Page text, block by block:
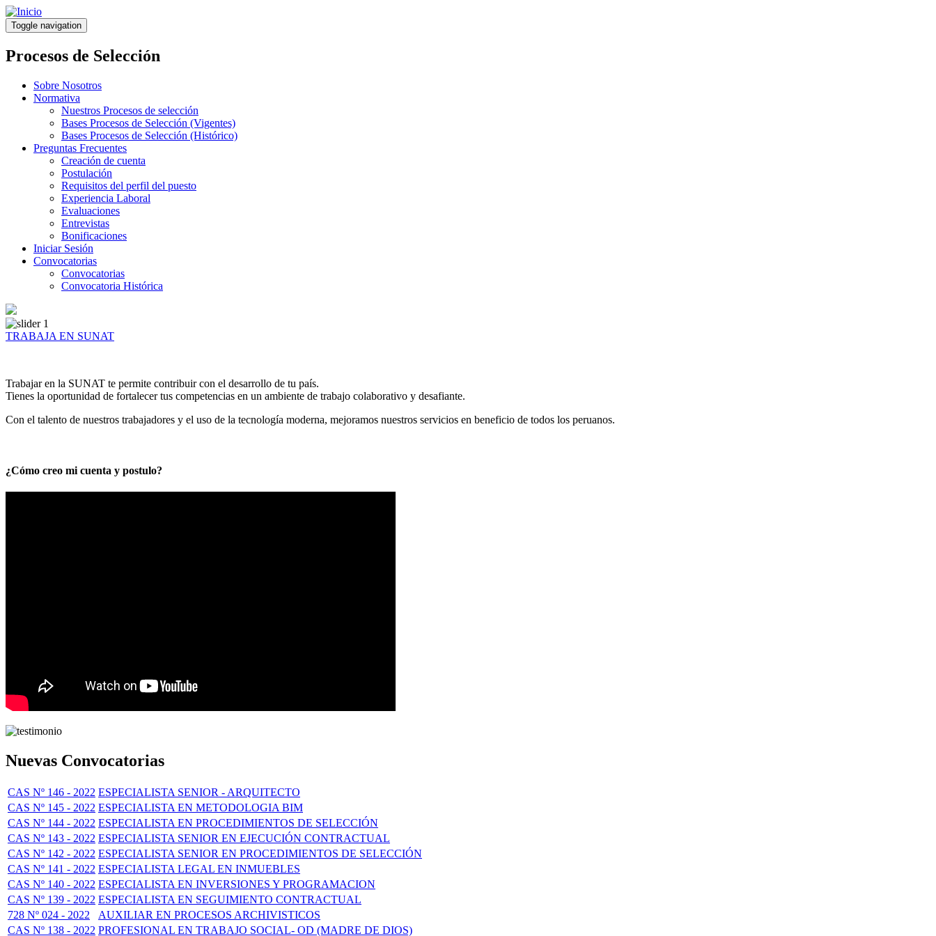
Pasar
al
contenido
principal
Toggle navigation
Procesos de Selección
Sobre Nosotros
Normativa
Nuestros Procesos de selección
Bases Procesos de Selección (Vigentes)
Bases Procesos de Selección (Histórico)
Preguntas Frecuentes
Creación de cuenta
Postulación
Requisitos del perfil del puesto
Experiencia Laboral
Evaluaciones
Entrevistas
Bonificaciones
Iniciar Sesión
Convocatorias
Convocatorias
Convocatoria Histórica
TRABAJA EN SUNAT
Trabajar en la SUNAT te permite contribuir con el desarrollo de tu país.
Tienes la oportunidad de fortalecer tus competencias en un ambiente de trabajo colaborativo y desafiante.
Con el talento de nuestros trabajadores y el uso de la tecnología moderna, mejoramos nuestros servicios en beneficio de todos los peruanos.
¿Cómo creo mi cuenta y postulo?
Nuevas Convocatorias
CAS Nº 146 - 2022 ESPECIALISTA SENIOR - ARQUITECTO
CAS Nº 145 - 2022 ESPECIALISTA EN METODOLOGIA BIM
CAS Nº 144 - 2022 ESPECIALISTA EN PROCEDIMIENTOS DE SELECCIÓN
CAS Nº 143 - 2022 ESPECIALISTA SENIOR EN EJECUCIÓN CONTRACTUAL
CAS Nº 142 - 2022 ESPECIALISTA SENIOR EN PROCEDIMIENTOS DE SELECCIÓN
CAS Nº 141 - 2022 ESPECIALISTA LEGAL EN INMUEBLES
CAS Nº 140 - 2022 ESPECIALISTA EN INVERSIONES Y PROGRAMACION
CAS Nº 139 - 2022 ESPECIALISTA EN SEGUIMIENTO CONTRACTUAL
728 Nº 024 - 2022
AUXILIAR EN PROCESOS ARCHIVISTICOS
CAS Nº 138 - 2022 PROFESIONAL EN TRABAJO SOCIAL- OD (MADRE DE DIOS)